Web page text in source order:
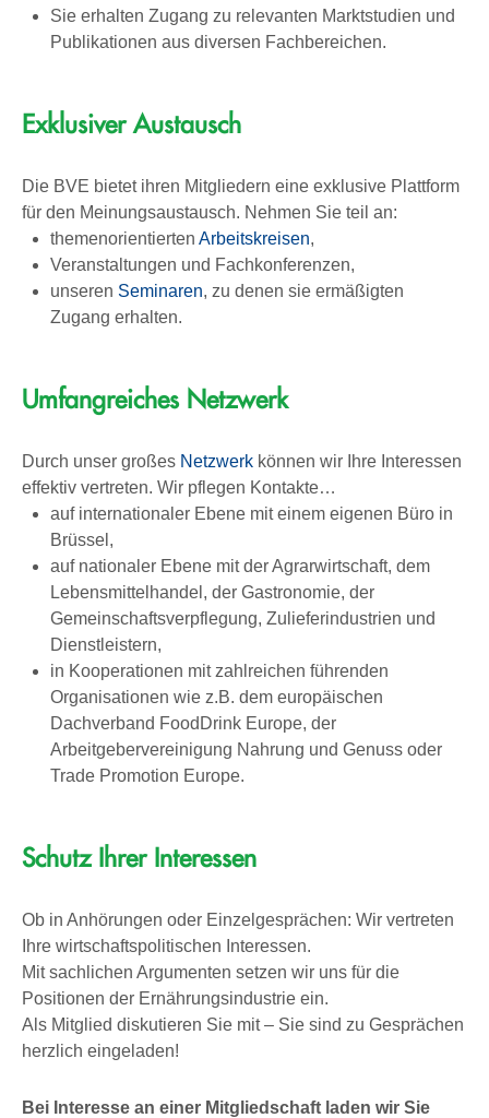
Sie erhalten Zugang zu relevanten Marktstudien und
Publikationen aus diversen Fachbereichen.
Exklusiver Austausch
Die BVE bietet ihren Mitgliedern eine exklusive Plattform
für den Meinungsaustausch. Nehmen Sie teil an:
themenorientierten Arbeitskreisen,
Veranstaltungen und Fachkonferenzen,
unseren Seminaren, zu denen sie ermäßigten
Zugang erhalten.
Umfangreiches Netzwerk
Durch unser großes Netzwerk können wir Ihre Interessen
effektiv vertreten. Wir pflegen Kontakte…
auf internationaler Ebene mit einem eigenen Büro in
Brüssel,
auf nationaler Ebene mit der Agrarwirtschaft, dem
Lebensmittelhandel, der Gastronomie, der
Gemeinschaftsverpflegung, Zulieferindustrien und
Dienstleistern,
in Kooperationen mit zahlreichen führenden
Organisationen wie z.B. dem europäischen
Dachverband FoodDrink Europe, der
Arbeitgebervereinigung Nahrung und Genuss oder
Trade Promotion Europe.
Schutz Ihrer Interessen
Ob in Anhörungen oder Einzelgesprächen: Wir vertreten
Ihre wirtschaftspolitischen Interessen.
Mit sachlichen Argumenten setzen wir uns für die
Positionen der Ernährungsindustrie ein.
Als Mitglied diskutieren Sie mit – Sie sind zu Gesprächen
herzlich eingeladen!
Bei Interesse an einer Mitgliedschaft laden wir Sie